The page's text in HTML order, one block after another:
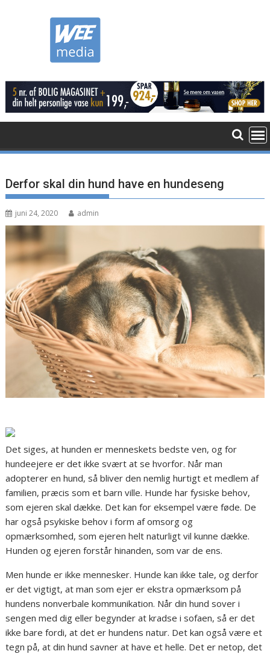
Derfor skal din hund have en hundeseng
juni 24, 2020 admin
Det siges, at hunden er menneskets bedste ven, og for
hundeejere er det ikke svært at se hvorfor. Når man
adopterer en hund, så bliver den nemlig hurtigt et medlem af
familien, præcis som et barn ville. Hunde har fysiske behov,
som ejeren skal dække. Det kan for eksempel være føde. De
har også psykiske behov i form af omsorg og
opmærksomhed, som ejeren helt naturligt vil kunne dække.
Hunden og ejeren forstår hinanden, som var de ens.
Men hunde er ikke mennesker. Hunde kan ikke tale, og derfor
er det vigtigt, at man som ejer er ekstra opmærksom på
hundens nonverbale kommunikation. Når din hund sover i
sengen med dig eller begynder at kradse i sofaen, så er det
ikke bare fordi, at det er hundens natur. Det kan også være et
tegn på, at din hund savner at have et helle. Det er netop, det